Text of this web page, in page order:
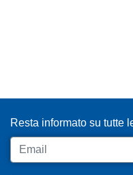
Resta informato su tutte
Email